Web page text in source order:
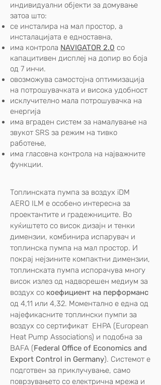
индивидуални објекти за домување
затоа што:
се инсталира на мал простор, а
инсталацијата е едноставна,
има контрола NAVIGATOR 2.0 со
капацитивен дисплеј на допир во боја
од 7 инчи.
овозможува самостојна оптимизација
на потрошувачката и висока удобност
исклучително мала потрошувачка на
енергија
има вграден систем за намалување на
звукот SRS за режим на тивко
работење,
има гласовна контрола на најважните
функции.
Топлинската пумпа за воздух iDM
AERO ILM е особено интересна за
проектантите и градежниците. Во
куќиштето со висок дизајн и тенки
димензии, комбинира испарувач и
топлинска пумпа на мал простор. И
покрај нејзините компактни димензии,
топлинската пумпа испорачува многу
висок излез од надворешен медиум за
воздух со коефициент на перформанс
од 4,11 или 4,32. Моментално е една од
најефикасните топлински пумпи за
воздух со сертификат EHPA (European
Heat Pump Associations) и подобна за
BAFA (Federal Office of Economics and
Export Control in Germany). Системот е
подготвен за приклучување, само
поврзувањето со електрична мрежа и